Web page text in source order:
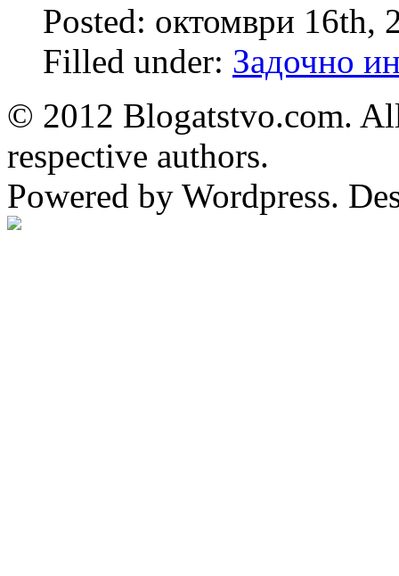
Posted: октомври 16th,
Filled under: Задочно
© 2012 Blogatstvo.com.
respective authors.
Powered by Wordpress.